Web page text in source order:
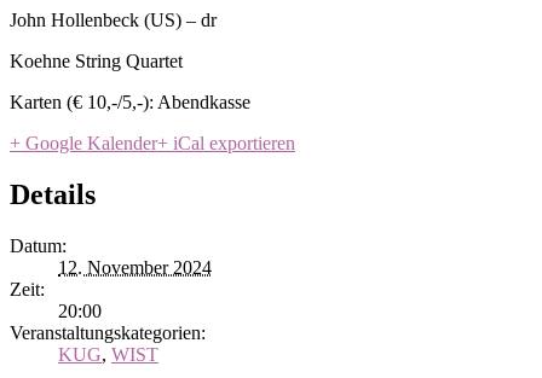
John Hollenbeck (US) – dr
Koehne String Quartet
Karten (€ 10,-/5,-): Abendkasse
+ Google Kalender+ iCal exportieren
Details
Datum:
12. November 2024
Zeit:
20:00
Veranstaltungskategorien:
KUG, WIST